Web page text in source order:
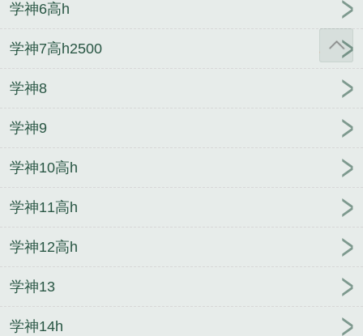
学神6高h
学神7高h2500
学神8
学神9
学神10高h
学神11高h
学神12高h
学神13
学神14h